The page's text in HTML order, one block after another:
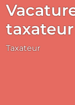
taxateur
Taxateur